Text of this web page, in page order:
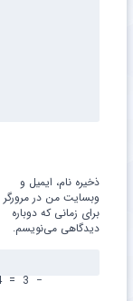
ذخیره نام، ایمیل و
وبسایت من در مرورگر
برای زمانی که دوباره
دیدگاهی می‌نویسم.
−
3
=